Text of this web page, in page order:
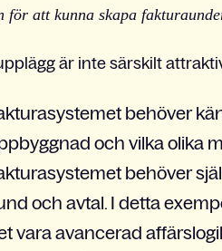
för att kunna skapa
är inte särskilt
behöver
och vilka olika
behöver
och avtal. I detta
vara avancerad